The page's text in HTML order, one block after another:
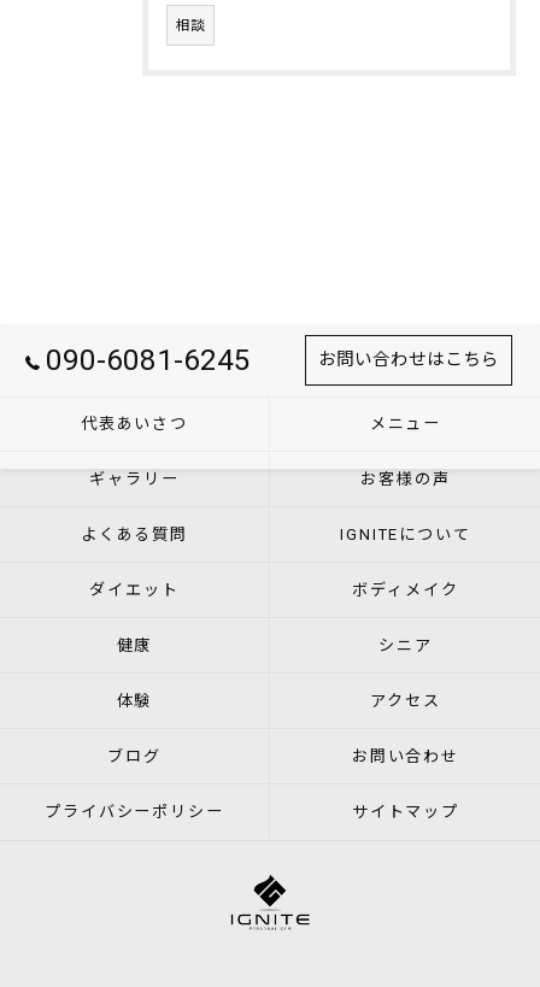
相談
090-6081-6245 お問い合わせはこちら
代表あいさつ メニュー
ギャラリー お客様の声
よくある質問 IGNITEについて
ダイエット ボディメイク
健康 シニア
体験 アクセス
ブログ お問い合わせ
プライバシーポリシー サイトマップ